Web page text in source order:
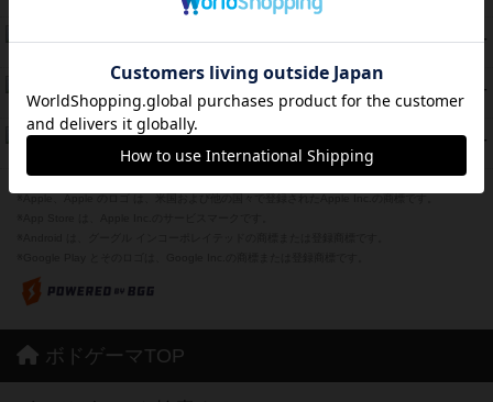
39 PT
PT
スーパーストア3000
紹介文なし 1件の投稿
37 PT
フリップ７：復讐心とともに
紹介文なし 2件の投稿
ボドゲーマTOP